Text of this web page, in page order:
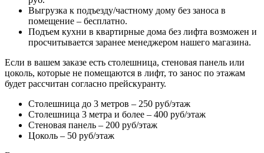
Выгрузка к подъезду/частному дому без заноса в
помещение – бесплатно.
Подъем кухни в квартирные дома без лифта возможен и
просчитывается заранее менеджером нашего магазина.
Если в вашем заказе есть столешница, стеновая панель или
цоколь, которые не помещаются в лифт, то занос по этажам
будет рассчитан согласно прейскуранту.
Столешница до 3 метров – 250 руб/этаж
Столешница 3 метра и более – 400 руб/этаж
Стеновая панель – 200 руб/этаж
Цоколь – 50 руб/этаж